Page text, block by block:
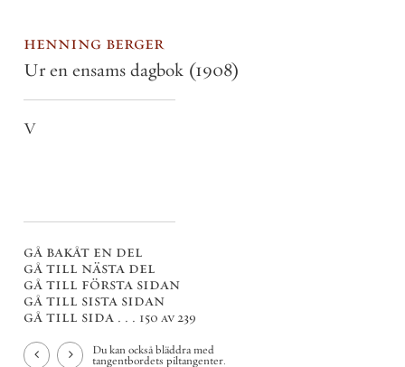
henning berger
Ur en ensams dagbok (1908)
V
gå bakåt en del
gå till nästa del
gå till första sidan
gå till sista sidan
gå till sida . . . 150 av 239
Du kan också bläddra med
tangentbordets piltangenter.